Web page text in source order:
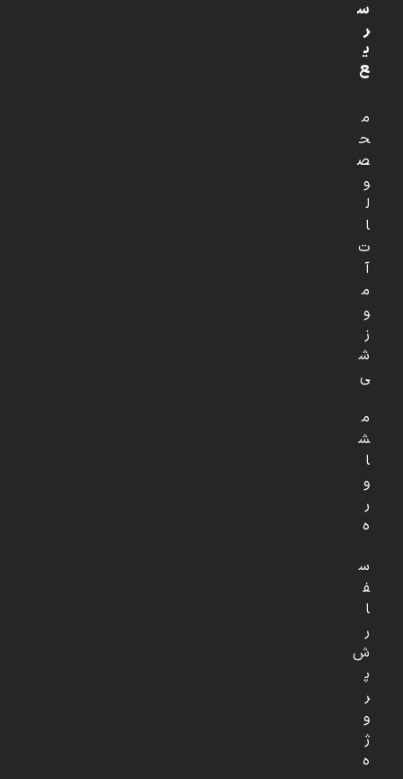
س
ر
ی
ع
م
ح
ص
و
ل
ا
ت
آ
م
و
ز
ش
ی
م
ش
ا
و
ر
ه
س
ف
ا
ر
ش
پ
ر
و
ژ
ه